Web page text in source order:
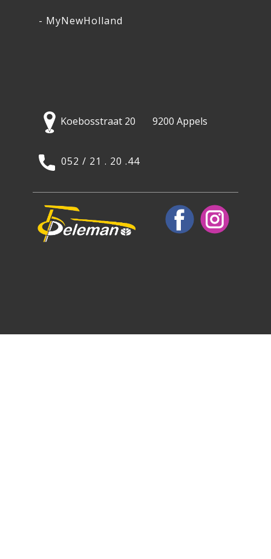
- MyNewHolland
Koebosstraat 20 9200 Appels
052 / 21 . 20 .44